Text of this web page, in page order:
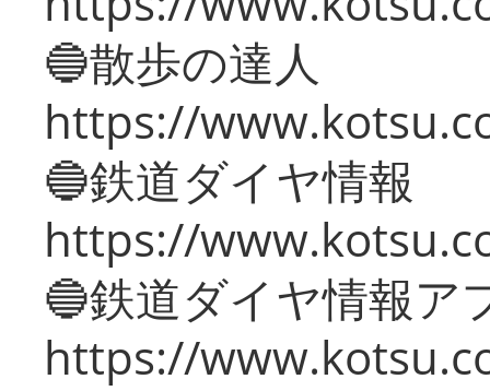
🔵散歩の達人
https://
🔵鉄道ダイヤ情報
https://
🔵鉄道ダイヤ情報ア
https://